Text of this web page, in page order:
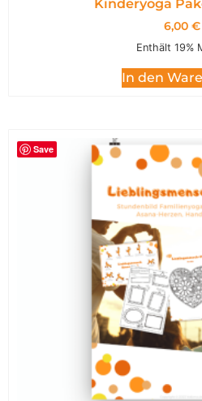
Kinderyoga
6,00 €
Enthält 19%
In den
Save